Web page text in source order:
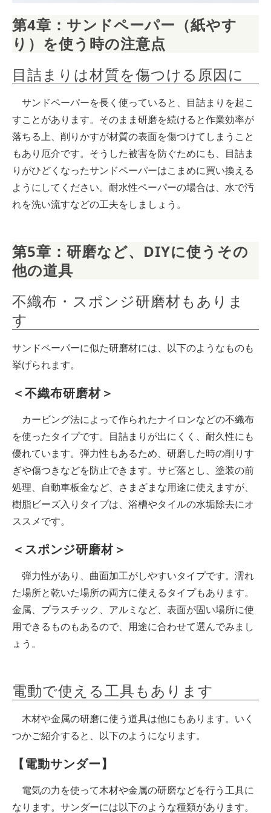
第4章：サンドペーパー（紙やす
り）を使う時の注意点
目詰まりは材質を傷つける原因に
サンドペーパーを長く使っていると、目詰まりを起こ
すことがあります。そのまま研磨を続けると作業効率が
落ちる上、削りかすが材質の表面を傷つけてしまうこと
もあり厄介です。そうした被害を防ぐためにも、目詰ま
りがひどくなったサンドペーパーはこまめに買い換える
ようにしてください。耐水性ペーパーの場合は、水で汚
れを洗い流すなどの工夫をしましょう。
第5章：研磨など、DIYに使うその
他の道具
不織布・スポンジ研磨材もありま
す
サンドペーパーに似た研磨材には、以下のようなものも
挙げられます。
＜不織布研磨材＞
カービング法によって作られたナイロンなどの不織布
を使ったタイプです。目詰まりが出にくく、耐久性にも
優れています。弾力性もあるため、研磨した時の削りす
ぎや傷つきなどを防止できます。サビ落とし、塗装の前
処理、自動車板金など、さまざまな用途に使えますが、
樹脂ビーズ入りタイプは、浴槽やタイルの水垢除去にオ
ススメです。
＜スポンジ研磨材＞
弾力性があり、曲面加工がしやすいタイプです。濡れ
た場所と乾いた場所の両方に使えるタイプもあります。
金属、プラスチック、アルミなど、表面が固い場所に使
用できるものもあるので、用途に合わせて選んでみまし
ょう。
電動で使える工具もあります
木材や金属の研磨に使う道具は他にもあります。いく
つかご紹介すると、以下のようになります。
【電動サンダー】
電気の力を使って木材や金属の研磨などを行う工具に
なります。サンダーには以下のような種類があります。